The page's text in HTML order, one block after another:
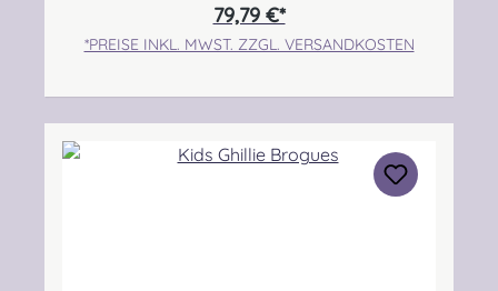
größer zu bestellen, da der Schuh etwas
kleiner ausfällt! Angabe zur Produktsicherheit
info@thistleshoes.com Verantwortliche
Person: Nieswiec & Zeh Easy Piping &
79,79 €*
*PREISE INKL. MWST. ZZGL. VERSANDKOSTEN